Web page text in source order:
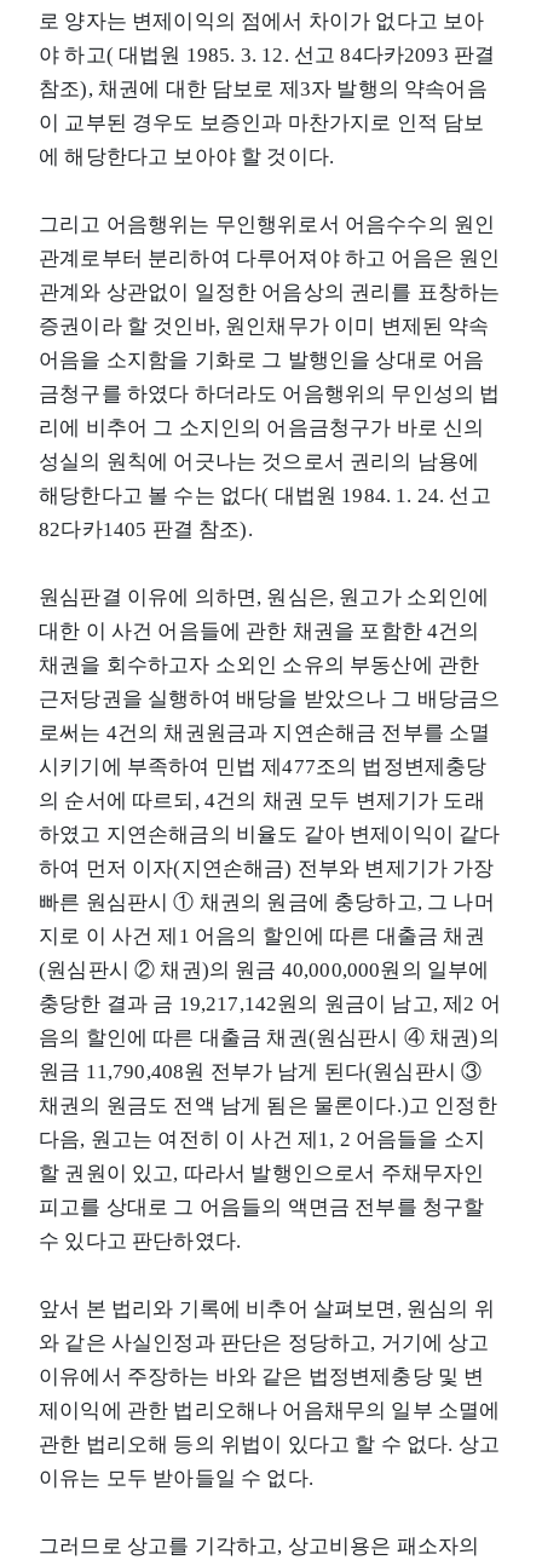
로 양자는 변제이익의 점에서 차이가 없다고 보아
야 하고( 대법원 1985. 3. 12. 선고 84다카2093 판결
참조), 채권에 대한 담보로 제3자 발행의 약속어음
이 교부된 경우도 보증인과 마찬가지로 인적 담보
에 해당한다고 보아야 할 것이다.
그리고 어음행위는 무인행위로서 어음수수의 원인
관계로부터 분리하여 다루어져야 하고 어음은 원인
관계와 상관없이 일정한 어음상의 권리를 표창하는
증권이라 할 것인바, 원인채무가 이미 변제된 약속
어음을 소지함을 기화로 그 발행인을 상대로 어음
금청구를 하였다 하더라도 어음행위의 무인성의 법
리에 비추어 그 소지인의 어음금청구가 바로 신의
성실의 원칙에 어긋나는 것으로서 권리의 남용에
해당한다고 볼 수는 없다( 대법원 1984. 1. 24. 선고
82다카1405 판결 참조).
원심판결 이유에 의하면, 원심은, 원고가 소외인에
대한 이 사건 어음들에 관한 채권을 포함한 4건의
채권을 회수하고자 소외인 소유의 부동산에 관한
근저당권을 실행하여 배당을 받았으나 그 배당금으
로써는 4건의 채권원금과 지연손해금 전부를 소멸
시키기에 부족하여 민법 제477조의 법정변제충당
의 순서에 따르되, 4건의 채권 모두 변제기가 도래
하였고 지연손해금의 비율도 같아 변제이익이 같다
하여 먼저 이자(지연손해금) 전부와 변제기가 가장
빠른 원심판시 ① 채권의 원금에 충당하고, 그 나머
지로 이 사건 제1 어음의 할인에 따른 대출금 채권
(원심판시 ② 채권)의 원금 40,000,000원의 일부에
충당한 결과 금 19,217,142원의 원금이 남고, 제2 어
음의 할인에 따른 대출금 채권(원심판시 ④ 채권)의
원금 11,790,408원 전부가 남게 된다(원심판시 ③
채권의 원금도 전액 남게 됨은 물론이다.)고 인정한
다음, 원고는 여전히 이 사건 제1, 2 어음들을 소지
할 권원이 있고, 따라서 발행인으로서 주채무자인
피고를 상대로 그 어음들의 액면금 전부를 청구할
수 있다고 판단하였다.
앞서 본 법리와 기록에 비추어 살펴보면, 원심의 위
와 같은 사실인정과 판단은 정당하고, 거기에 상고
이유에서 주장하는 바와 같은 법정변제충당 및 변
제이익에 관한 법리오해나 어음채무의 일부 소멸에
관한 법리오해 등의 위법이 있다고 할 수 없다. 상고
이유는 모두 받아들일 수 없다.
그러므로 상고를 기각하고, 상고비용은 패소자의